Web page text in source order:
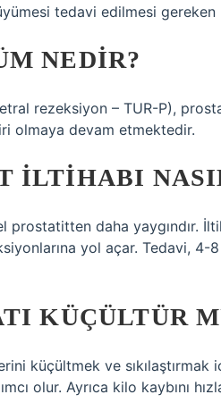
tedavi edilmesi gereken
NEDIR?
rezeksiyon – TUR-P),
olmaya devam etmektedir.
ILTIHABI
daha yaygındır.
yol açar. Tedavi,
KÜÇÜLTÜR
küçültmek ve sıkılaştırmak
olur. Ayrıca kilo kaybını